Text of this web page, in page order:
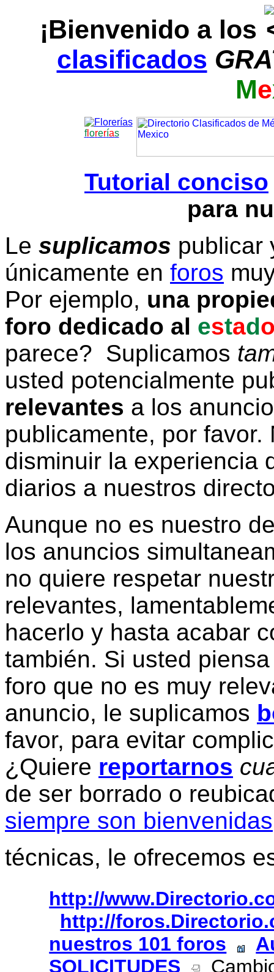
¡Bienvenido a los
clasificados
Me
florerías
Tutorial conciso
para
Le suplicamos publicar
únicamente en foros
Por ejemplo, una
foro dedicado al estad
parece? Suplicamos
usted potencialmente
relevantes a los
publicamente, por
disminuir la experiencia
diarios a nuestros
Aunque no es nuestro
los anuncios
no quiere respetar
relevantes,
hacerlo y hasta acabar
también. Si usted
foro que no es muy
anuncio, le suplicamos
favor, para evitar
¿Quiere reportarnos
de ser borrado o
siempre son bienvenidas
técnicas, le ofrecemos
http://
http://
nuestros 101 foros
SOLICITUDES